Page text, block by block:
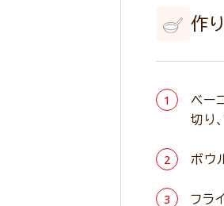
作
ベー
切り
ボウ
フラ